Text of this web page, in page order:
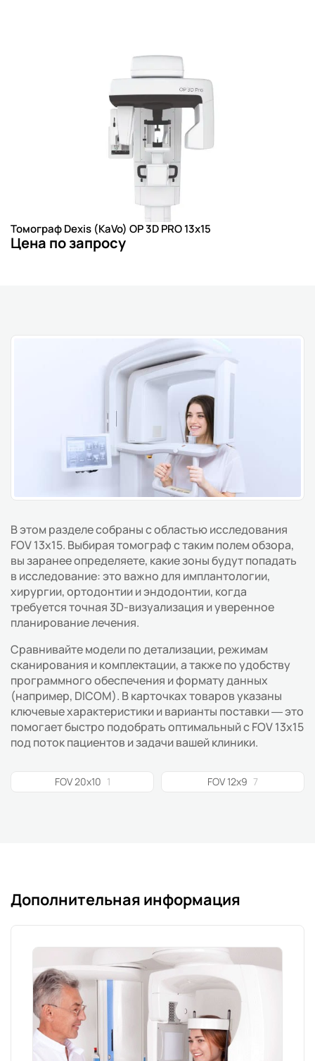
Томограф Dexis (KaVo) OP 3D PRO 13x15
Цена по запросу
В этом разделе собраны с областью исследования
FOV 13x15. Выбирая томограф с таким полем обзора,
вы заранее определяете, какие зоны будут попадать
в исследование: это важно для имплантологии,
хирургии, ортодонтии и эндодонтии, когда
требуется точная 3D-визуализация и уверенное
планирование лечения.
Сравнивайте модели по детализации, режимам
сканирования и комплектации, а также по удобству
программного обеспечения и формату данных
(например, DICOM). В карточках товаров указаны
ключевые характеристики и варианты поставки — это
помогает быстро подобрать оптимальный с FOV 13x15
под поток пациентов и задачи вашей клиники.
FOV 20x10 1 FOV 12x9 7
Дополнительная информация